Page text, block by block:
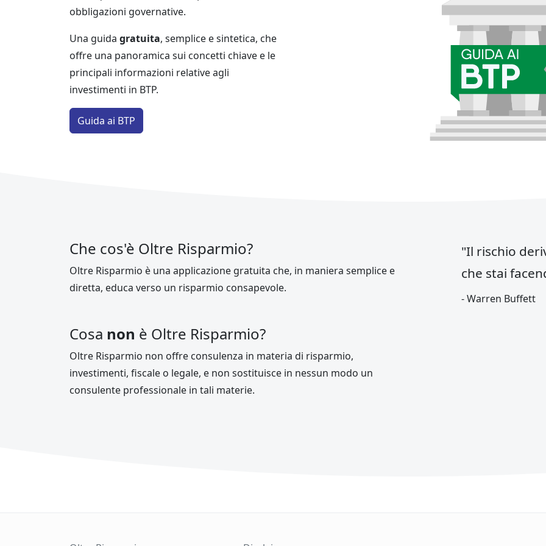
obbligazioni governative.
Una guida gratuita, semplice e sintetica, che
offre una panoramica sui concetti chiave e le
principali informazioni relative agli
investimenti in BTP.
Guida ai BTP
Che cos'è Oltre Risparmio?
Oltre Risparmio è una applicazione gratuita che, in maniera semplice e
diretta, educa verso un risparmio consapevole.
Cosa non è Oltre Risparmio?
Oltre Risparmio non offre consulenza in materia di risparmio,
investimenti, fiscale o legale, e non sostituisce in nessun modo un
consulente professionale in tali materie.
"Il rischio
che stai
‐ Warren Buffett